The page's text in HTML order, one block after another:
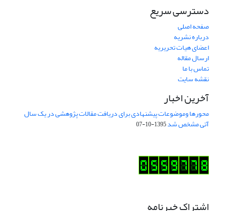
دسترسی سریع
صفحه اصلی
درباره نشریه
اعضای هیات تحریریه
ارسال مقاله
تماس با ما
نقشه سایت
آخرین اخبار
محورها وموضوعات پیشنهادی برای دریافت مقالات پژوهشی در یک سال
آتی مشخص شد1395-10-07
اشتراک خبرنامه